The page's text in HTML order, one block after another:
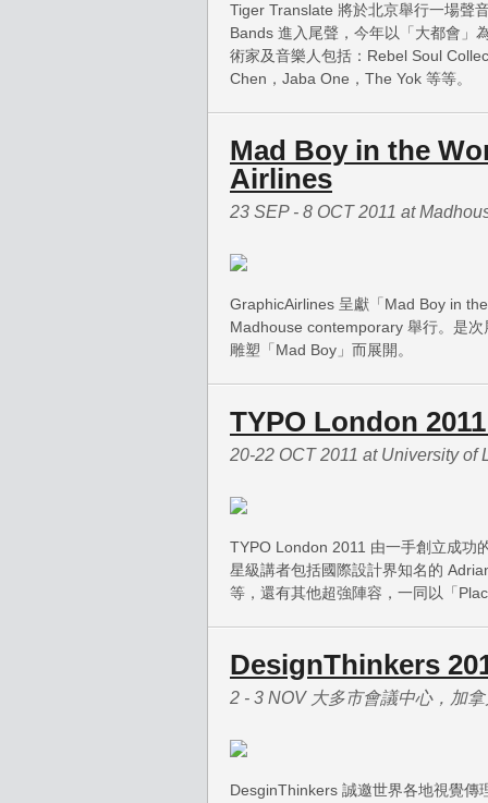
Tiger Translate 將於北京舉行一場聲
Bands 進入尾聲，今年以「大都會」
術家及音樂人包括：Rebel Soul
Chen，Jaba One，The Yok 等等。
Mad Boy in the
Airlines
23 SEP - 8 OCT 2011 at
GraphicAirlines 呈獻「Mad Boy in
Madhouse contemporary 舉行。是
雕塑「Mad Boy」而展開。
TYPO London
20-22 OCT 2011 at University of
TYPO London 2011 由一手創立成功
星級講者包括國際設計界知名的
等，還有其他超強陣容，一同以「
DesignThinkers
2 - 3 NOV 大多市會議中心，加拿
DesginThinkers 誠邀世界各地視覺傳